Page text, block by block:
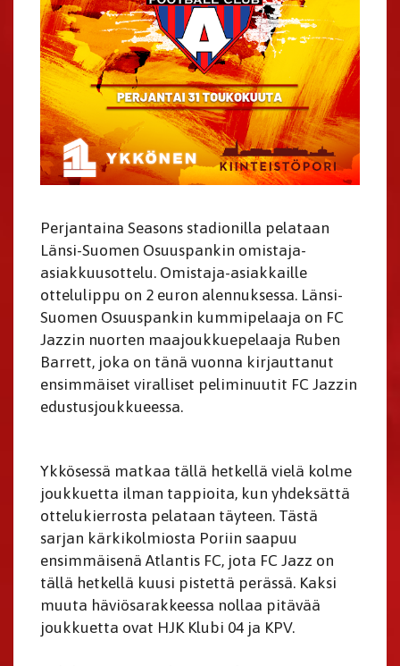
Perjantaina Seasons stadionilla pelataan
Länsi-Suomen Osuuspankin omistaja-
asiakkuusottelu. Omistaja-asiakkaille
ottelulippu on 2 euron alennuksessa. Länsi-
Suomen Osuuspankin kummipelaaja on FC
Jazzin nuorten maajoukkuepelaaja Ruben
Barrett, joka on tänä vuonna kirjauttanut
ensimmäiset viralliset peliminuutit FC Jazzin
edustusjoukkueessa.
Ykkösessä matkaa tällä hetkellä vielä kolme
joukkuetta ilman tappioita, kun yhdeksättä
ottelukierrosta pelataan täyteen. Tästä
sarjan kärkikolmiosta Poriin saapuu
ensimmäisenä Atlantis FC, jota FC Jazz on
tällä hetkellä kuusi pistettä perässä. Kaksi
muuta häviösarakkeessa nollaa pitävää
joukkuetta ovat HJK Klubi 04 ja KPV.